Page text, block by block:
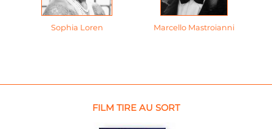
Sophia Loren Marcello Mastroianni
FILM TIRE AU SORT